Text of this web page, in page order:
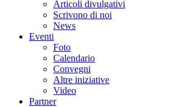
Articoli divulgativi
Scrivono di noi
News
Eventi
Foto
Calendario
Convegni
Altre iniziative
Video
Partner